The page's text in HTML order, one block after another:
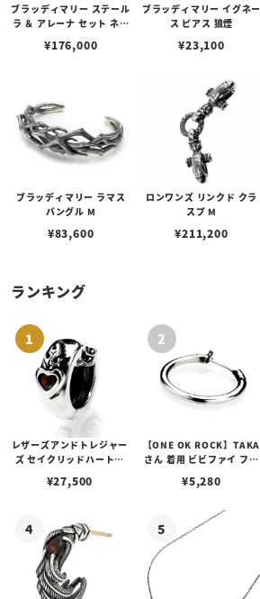
ブラッディマリー ステール
ラ ＆ アレーナ セット ネッ
¥176,000
ブラッディマリー イグネー
ス ピアス 狼煙
¥23,100
ブラッディマリー ラマス
バングル M
¥83,600
ロンワンズ リンクド クラ
スプ M
¥211,200
ランキング
レザーズアンドトレジャー
ズ セイクリッドハートピ
¥27,500
【ONE OK ROCK】TAKA
さん 着用 ビビファイ フー
¥5,280